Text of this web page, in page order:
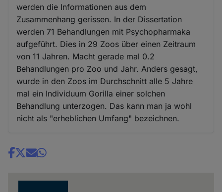
werden die Informationen aus dem
Zusammenhang gerissen. In der Dissertation
werden 71 Behandlungen mit Psychopharmaka
aufgeführt. Dies in 29 Zoos über einen Zeitraum
von 11 Jahren. Macht gerade mal 0.2
Behandlungen pro Zoo und Jahr. Anders gesagt,
wurde in den Zoos im Durchschnitt alle 5 Jahre
mal ein Individuum Gorilla einer solchen
Behandlung unterzogen. Das kann man ja wohl
nicht als "erheblichen Umfang" bezeichnen.
Share